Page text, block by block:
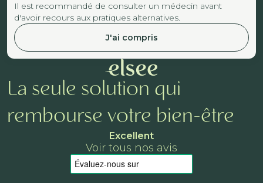
Il est recommandé de consulter un médecin avant
d'avoir recours aux pratiques alternatives.
J'ai compris
La seule solution qui
rembourse votre bien-être
Excellent
Voir tous nos avis